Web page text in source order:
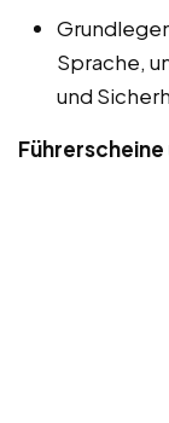
Sprache,
und